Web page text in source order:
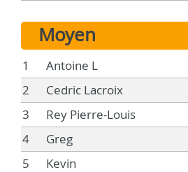
Moyen
1
Antoine L
2
Cedric Lacroix
3
Rey Pierre-Louis
4
Greg
5
Kevin